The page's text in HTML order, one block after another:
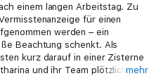
einem langen Arbeitstag. Zu
für einen
werden – ein
Beachtung schenkt. Als
kurz darauf in einer Zisterne
und ihr Team plötzlich inmehr